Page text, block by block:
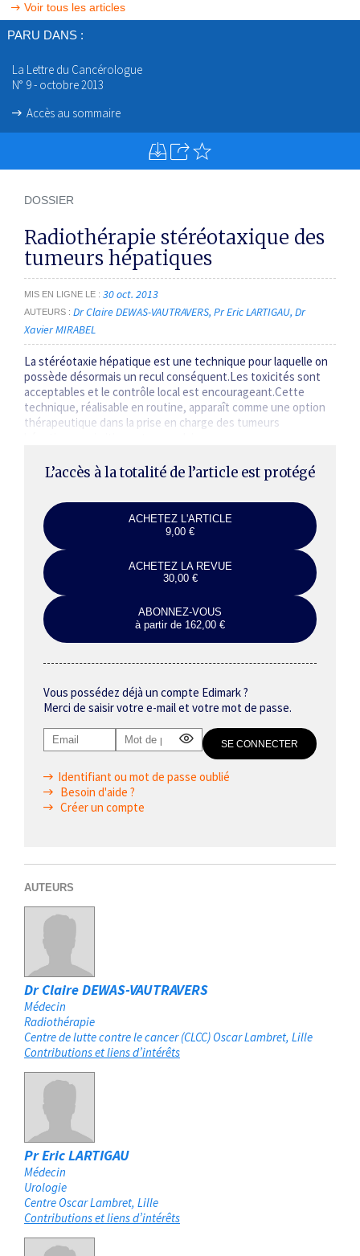
Voir tous les articles
PARU DANS :
La Lettre du Cancérologue
N° 9 - octobre 2013
Accès au sommaire
DOSSIER
Radiothérapie stéréotaxique des
tumeurs hépatiques
MIS EN LIGNE LE 30 oct. 2013
AUTEURS Dr Claire DEWAS-VAUTRAVERS Pr Eric LARTIGAU Dr
Xavier MIRABEL
La stéréotaxie hépatique est une technique pour laquelle on
possède désormais un recul conséquent.Les toxicités sont
acceptables et le contrôle local est encourageant.Cette
technique, réalisable en routine, apparaît comme une option
thérapeutique dans la prise en charge des tumeurs
L’accès à la totalité de l’article est protégé
ACHETEZ L'ARTICLE
9,00 €
ACHETEZ LA REVUE
30,00 €
ABONNEZ-VOUS
à partir de 162,00 €
Vous possédez déjà un compte Edimark ?
Merci de saisir votre e-mail et votre mot de passe.
Identifiant ou mot de passe oublié
Besoin d'aide ?
Créer un compte
AUTEURS
Dr Claire DEWAS-VAUTRAVERS
Médecin
Radiothérapie
Centre de lutte contre le cancer (CLCC) Oscar Lambret Lille
Contributions et liens d’intérêts
Pr Eric LARTIGAU
Médecin
Urologie
Centre Oscar Lambret Lille
Contributions et liens d’intérêts